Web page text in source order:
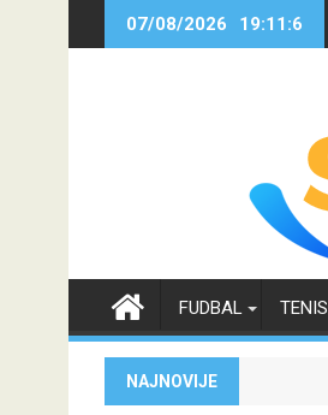
07/08/2026 19:11:7
FUDBAL TENIS
NAJNOVIJE